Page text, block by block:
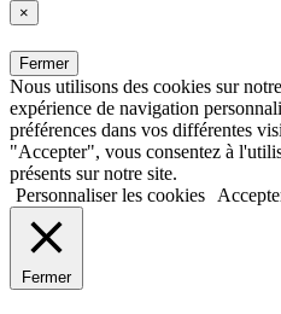
×
Fermer
Nous utilisons des cookies sur
expérience de navigation
préférences dans vos différentes
"Accepter", vous consentez à
présents sur notre site.
Personnaliser les cookies
Fermer